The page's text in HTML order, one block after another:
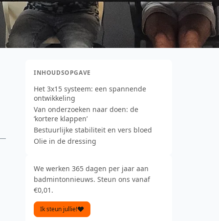
INHOUDSOPGAVE
Het 3x15 systeem: een spannende
ontwikkeling
Van onderzoeken naar doen: de
‘kortere klappen’
Bestuurlijke stabiliteit en vers bloed
Olie in de dressing
We werken 365 dagen per jaar aan
badmintonnieuws. Steun ons vanaf
€0,01.
Ik steun jullie!